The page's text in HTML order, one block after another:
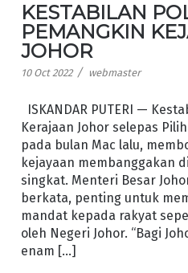
KESTABILAN
PEMANGKIN
JOHOR
10 Oct 2022 / webmaster
ISKANDAR PUTERI —
Kerajaan Johor selepas
pada bulan Mac lalu,
kejayaan membanggakan
singkat. Menteri Besar
berkata, penting untuk
mandat kepada rakyat
oleh Negeri Johor. “Bagi
enam […]